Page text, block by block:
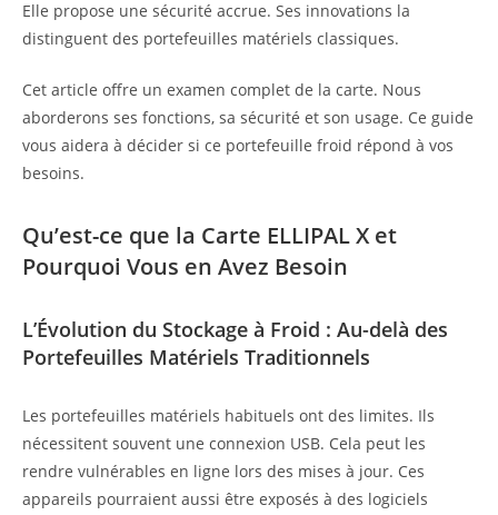
Elle propose une sécurité accrue. Ses innovations la
distinguent des portefeuilles matériels classiques.
Cet article offre un examen complet de la carte. Nous
aborderons ses fonctions, sa sécurité et son usage. Ce guide
vous aidera à décider si ce portefeuille froid répond à vos
besoins.
Qu’est-ce que la Carte ELLIPAL X et
Pourquoi Vous en Avez Besoin
L’Évolution du Stockage à Froid : Au-delà des
Portefeuilles Matériels Traditionnels
Les portefeuilles matériels habituels ont des limites. Ils
nécessitent souvent une connexion USB. Cela peut les
rendre vulnérables en ligne lors des mises à jour. Ces
appareils pourraient aussi être exposés à des logiciels